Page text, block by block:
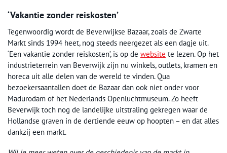
‘Vakantie zonder reiskosten’
Tegenwoordig wordt de Beverwijkse Bazaar, zoals de Zwarte
Markt sinds 1994 heet, nog steeds neergezet als een dagje uit.
‘Een vakantie zonder reiskosten’, is op de website te lezen. Op het
industrieterrein van Beverwijk zijn nu winkels, outlets, kramen en
horeca uit alle delen van de wereld te vinden. Qua
bezoekersaantallen doet de Bazaar dan ook niet onder voor
Madurodam of het Nederlands Openluchtmuseum. Zo heeft
Beverwijk toch nog de landelijke uitstraling gekregen waar de
Hollandse graven in de dertiende eeuw op hoopten – en dat alles
dankzij een markt.